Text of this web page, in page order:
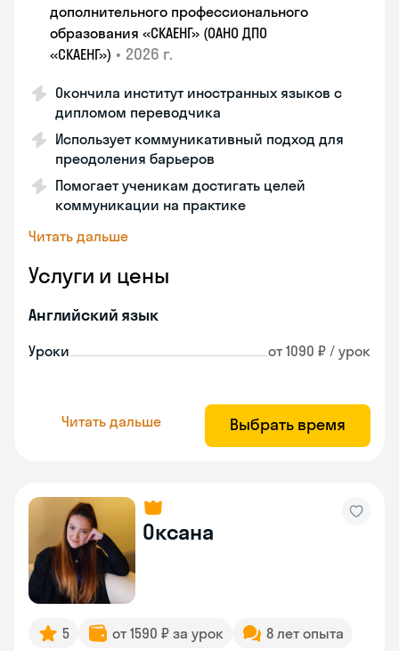
дополнительного профессионального
образования «СКАЕНГ» (ОАНО ДПО
«СКАЕНГ») • 2026 г.
Окончила институт иностранных языков с
дипломом переводчика
Использует коммуникативный подход для
преодоления барьеров
Помогает ученикам достигать целей
коммуникации на практике
Читать дальше
Услуги и цены
Английский язык
Уроки от 1090 ₽ / урок
Читать дальше Выбрать время
Оксана
5 от 1590 ₽ за урок 8 лет опыта